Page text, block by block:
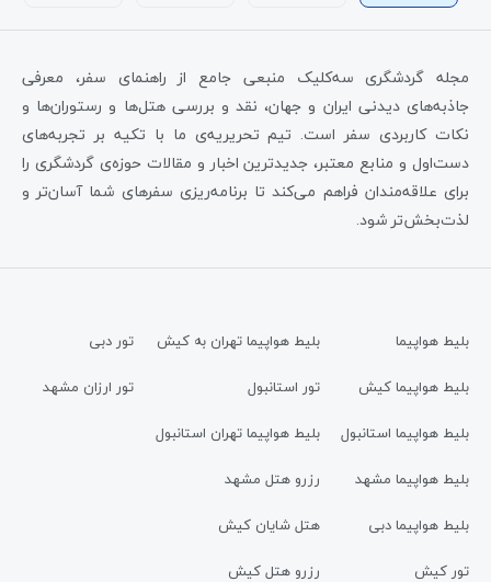
مجله گردشگری سه‌کلیک منبعی جامع از راهنمای سفر، معرفی
جاذبه‌های دیدنی ایران و جهان، نقد و بررسی هتل‌ها و رستوران‌ها و
نکات کاربردی سفر است. تیم تحریریه‌ی ما با تکیه بر تجربه‌های
دست‌اول و منابع معتبر، جدیدترین اخبار و مقالات حوزه‌ی گردشگری را
برای علاقه‌مندان فراهم می‌کند تا برنامه‌ریزی سفرهای شما آسان‌تر و
لذت‌بخش‌تر شود.
بلیط هواپیما
بلیط هواپیما کیش
بلیط هواپیما استانبول
بلیط هواپیما مشهد
بلیط هواپیما دبی
تور کیش
بلیط هواپیما تهران به کیش
تور استانبول
بلیط هواپیما تهران استانبول
رزرو هتل مشهد
هتل شایان کیش
رزرو هتل کیش
تور دبی
تور ارزان مشهد